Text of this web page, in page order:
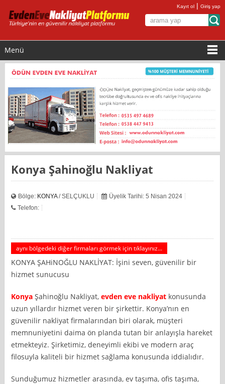
Kayıt ol |Giriş yap
Menü
Konya Şahinoğlu Nakliyat
Bölge: KONYA/ SELÇUKLU
Üyelik Tarihi: 5 Nisan 2024
Telefon:
aynı bölgedeki diğer firmaları görmek için tıklayınız...
KONYA ŞAHiNOĞLU NAKLİYAT: İşini seven, güvenilir bir
hizmet sunucusu
Konya Şahinoğlu Nakliyat,evden eve nakliyat konusunda
uzun yıllardır hizmet veren bir şirkettir. Konya’nın en
güvenilir nakliyat firmalarından biri olarak, müşteri
memnuniyetini daima ön planda tutan bir anlayışla hareket
etmekteyiz. Şirketimiz, deneyimli ekibi ve modern araç
filosuyla kaliteli bir hizmet sağlama konusunda iddialıdır.
Sunduğumuz hizmetler arasında, ev taşıma, ofis taşıma,